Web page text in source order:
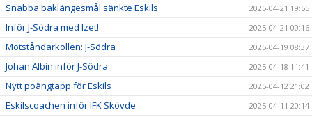
Snabba baklängesmål sänkte Eskils 2025-04-21 19:55
Inför J-Södra med Izet! 2025-04-21 00:16
Motståndarkollen: J-Södra 2025-04-19 08:37
Johan Albin inför J-Södra 2025-04-18 11:41
Nytt poängtapp för Eskils 2025-04-12 21:02
Eskilscoachen inför IFK Skövde 2025-04-11 20:14